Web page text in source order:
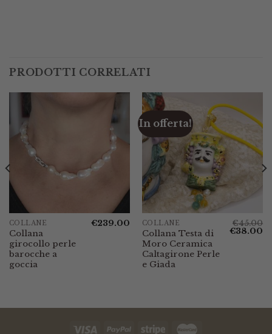
PRODOTTI CORRELATI
COLLANE
Collana
girocollo perle
barocche a
goccia
€239.00
In offerta!
COLLANE
Collana Testa di
Moro Ceramica
Caltagirone Perle
e Giada
€45.00
Il
€38.00